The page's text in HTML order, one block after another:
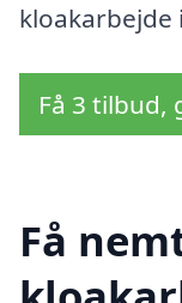
kloakarbejde
Få 3
Få